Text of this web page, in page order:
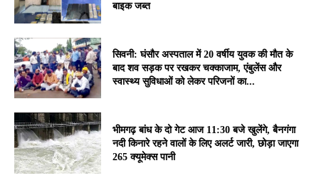
बाइक जब्त
सिवनी: घंसौर अस्पताल में 20 वर्षीय युवक की मौत के
बाद शव सड़क पर रखकर चक्काजाम, एंबुलेंस और
स्वास्थ्य सुविधाओं को लेकर परिजनों का...
भीमगढ़ बांध के दो गेट आज 11:30 बजे खुलेंगे, बैनगंगा
नदी किनारे रहने वालों के लिए अलर्ट जारी, छोड़ा जाएगा
265 क्यूमेक्स पानी